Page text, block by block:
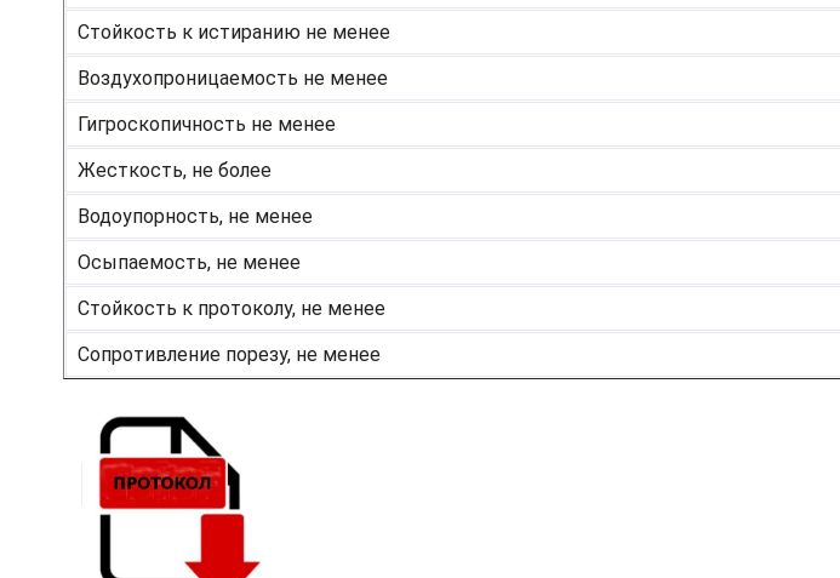
Стойкость к истиранию не менее
Воздухопроницаемость не менее
Гигроскопичность не менее
Жесткость, не более
Водоупорность, не менее
Осыпаемость, не менее
Стойкость к протоколу, не менее
Сопротивление порезу, не менее